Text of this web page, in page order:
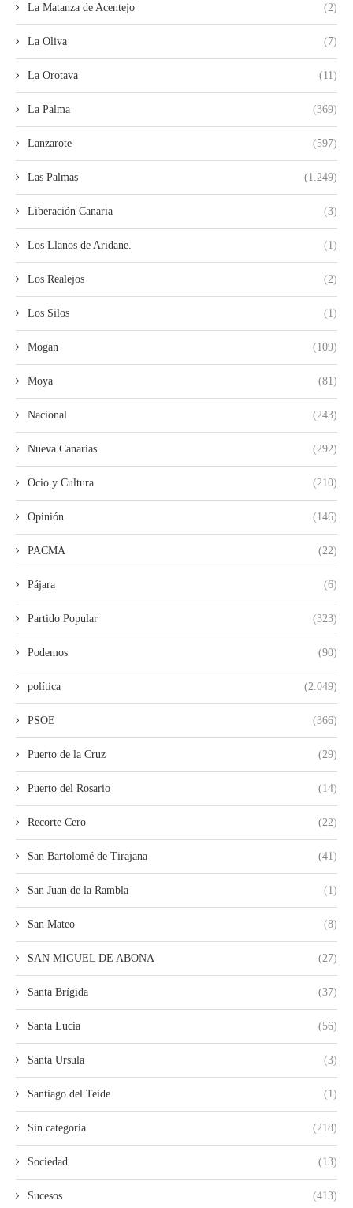
La Matanza de Acentejo (2)
La Oliva (7)
La Orotava (11)
La Palma (369)
Lanzarote (597)
Las Palmas (1.249)
Liberación Canaria (3)
Los Llanos de Aridane. (1)
Los Realejos (2)
Los Silos (1)
Mogan (109)
Moya (81)
Nacional (243)
Nueva Canarias (292)
Ocio y Cultura (210)
Opinión (146)
PACMA (22)
Pájara (6)
Partido Popular (323)
Podemos (90)
política (2.049)
PSOE (366)
Puerto de la Cruz (29)
Puerto del Rosario (14)
Recorte Cero (22)
San Bartolomé de Tirajana (41)
San Juan de la Rambla (1)
San Mateo (8)
SAN MIGUEL DE ABONA (27)
Santa Brígida (37)
Santa Lucia (56)
Santa Ursula (3)
Santiago del Teide (1)
Sin categoria (218)
Sociedad (13)
Sucesos (413)